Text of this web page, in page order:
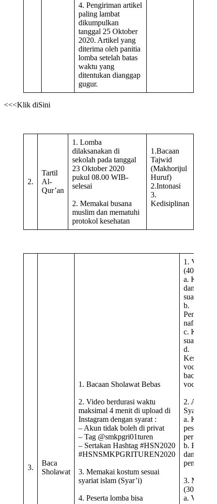
4. Pengiriman artikel
paling lambat
dikumpulkan
tanggal 25 Oktober
2020. Artikel yang
diterima oleh panitia
lomba setelah batas
waktu yang
ditentukan dianggap
gugur.
<<<Klik diSini
2.
Tartil
Al-
Qur’an
1. Lomba
dilaksanakan di
sekolah pada tanggal
23 Oktober 2020
pukul 08.00 WIB-
selesai
2. Memakai busana
muslim dan mematuhi
protokol kesehatan
1.Bacaan
Tajwid
(Makhorijul
Huruf)
2.Intonasi
3.
Kedisiplinan
3.
Baca
Sholawat
1. Bacaan Sholawat Bebas
2. Video berdurasi waktu
maksimal 4 menit di upload di
Instagram dengan syarat :
– Akun tidak boleh di privat
– Tag @smkpgri01turen
– Sertakan Hashtag #HSN2020
#HSNSMKPGRITUREN2020
3. Memakai kostum sesuai
syariat islam (Syar’i)
4. Peserta lomba bisa
1. Vocal
(40%)
a.
dan power
suara
b.
nafas
c.
suara
d.
vocal dan
backing
vocal
2. Adab
Syair
a.
peserta
b. Ekspresi
dan
3. Music
(30%)
a. Variasi